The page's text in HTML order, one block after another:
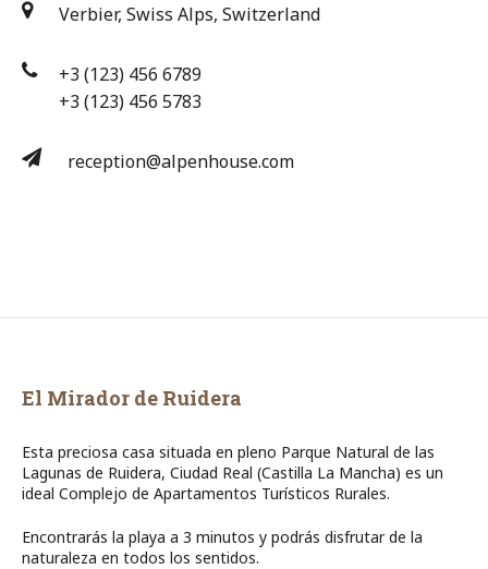
Verbier, Swiss Alps, Switzerland
+3 (123) 456 6789
+3 (123) 456 5783
reception@alpenhouse.com
El Mirador de Ruidera
Esta preciosa casa situada en pleno Parque Natural de las
Lagunas de Ruidera, Ciudad Real (Castilla La Mancha) es un
ideal Complejo de Apartamentos Turísticos Rurales.
Encontrarás la playa a 3 minutos y podrás disfrutar de la
naturaleza en todos los sentidos.